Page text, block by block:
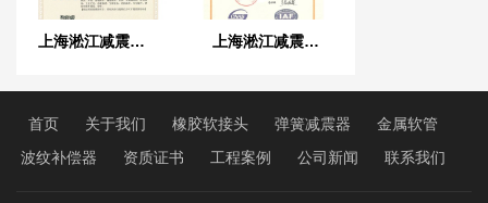
上海淞江减震器集团有限公司*新三证合*执照 上海淞江减震器集团有限公司IS0 9001证书
首页 关于我们 橡胶软接头 弹簧减震器
金属软管
波纹补偿器
资质证书 工程案例 公司新闻 联系我们